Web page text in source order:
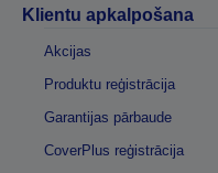
Klientu apkalpošana
Akcijas
Produktu reģistrācija
Garantijas pārbaude
CoverPlus reģistrācija